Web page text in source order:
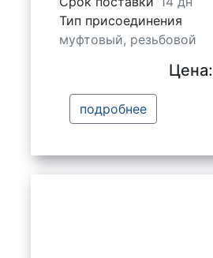
Тип присоединения
муфтовый, резьбовой
Цена:
подробнее